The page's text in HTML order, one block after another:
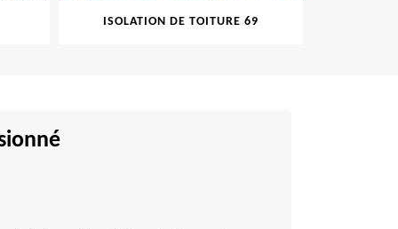
ISOLATION DE TOITURE 69